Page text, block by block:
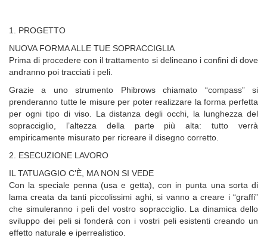
1. PROGETTO
NUOVA FORMA ALLE TUE SOPRACCIGLIA
Prima di procedere con il trattamento si delineano i confini di dove
andranno poi tracciati i peli.
Grazie a uno strumento Phibrows chiamato “compass” si
prenderanno tutte le misure per poter realizzare la forma perfetta
per ogni tipo di viso. La distanza degli occhi, la lunghezza del
sopracciglio, l’altezza della parte più alta: tutto verrà
empiricamente misurato per ricreare il disegno corretto.
2. ESECUZIONE LAVORO
IL TATUAGGIO C’È, MA NON SI VEDE
Con la speciale penna (usa e getta), con in punta una sorta di
lama creata da tanti piccolissimi aghi, si vanno a creare i “graffi”
che simuleranno i peli del vostro sopracciglio. La dinamica dello
sviluppo dei peli si fonderà con i vostri peli esistenti creando un
effetto naturale e iperrealistico.